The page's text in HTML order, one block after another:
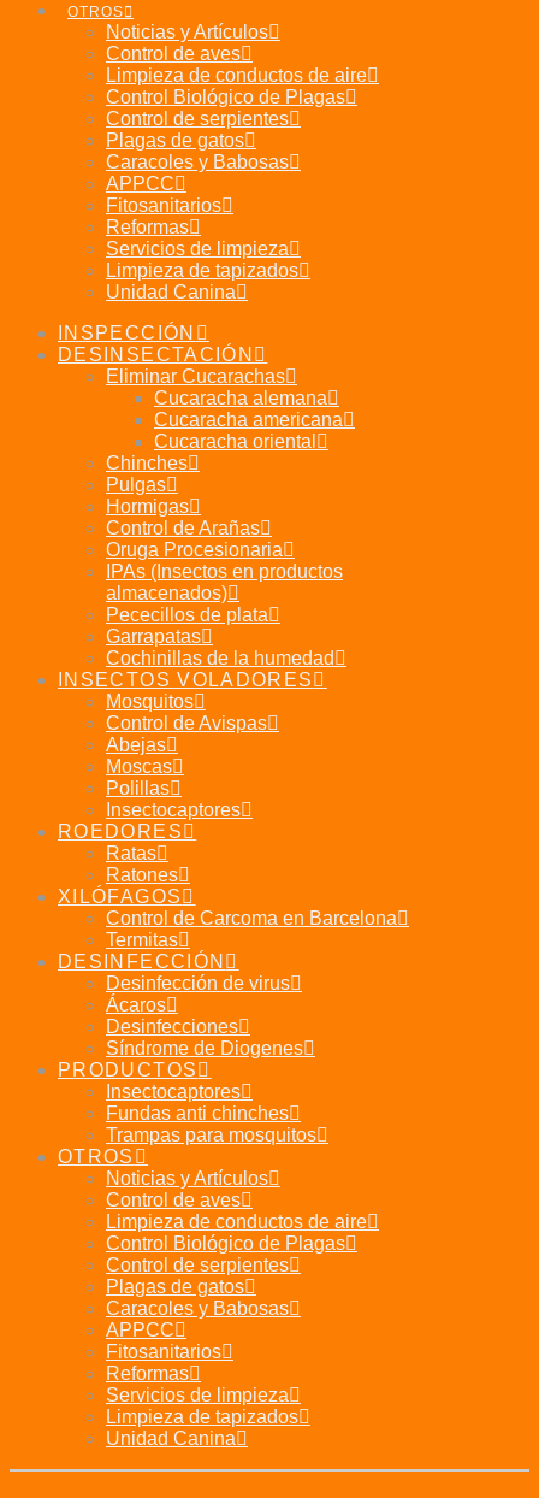
OTROS
Noticias y Artículos
Control de aves
Limpieza de conductos de aire
Control Biológico de Plagas
Control de serpientes
Plagas de gatos
Caracoles y Babosas
APPCC
Fitosanitarios
Reformas
Servicios de limpieza
Limpieza de tapizados
Unidad Canina
INSPECCIÓN
DESINSECTACIÓN
Eliminar Cucarachas
Cucaracha alemana
Cucaracha americana
Cucaracha oriental
Chinches
Pulgas
Hormigas
Control de Arañas
Oruga Procesionaria
IPAs (Insectos en productos
almacenados)
Pececillos de plata
Garrapatas
Cochinillas de la humedad
INSECTOS VOLADORES
Mosquitos
Control de Avispas
Abejas
Moscas
Polillas
Insectocaptores
ROEDORES
Ratas
Ratones
XILÓFAGOS
Control de Carcoma en Barcelona
Termitas
DESINFECCIÓN
Desinfección de virus
Ácaros
Desinfecciones
Síndrome de Diogenes
PRODUCTOS
Insectocaptores
Fundas anti chinches
Trampas para mosquitos
OTROS
Noticias y Artículos
Control de aves
Limpieza de conductos de aire
Control Biológico de Plagas
Control de serpientes
Plagas de gatos
Caracoles y Babosas
APPCC
Fitosanitarios
Reformas
Servicios de limpieza
Limpieza de tapizados
Unidad Canina